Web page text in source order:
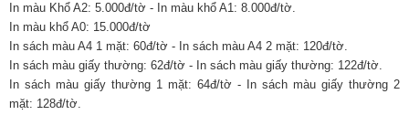
In màu Khổ A2: 5.000đ/tờ - In màu khổ A1: 8.000đ/tờ.
In màu khổ A0: 15.000đ/tờ
In sách màu A4 1 mặt: 60đ/tờ - In sách màu A4 2 mặt: 120đ/tờ.
In sách màu giấy thường: 62đ/tờ - In sách màu giấy thường: 122đ/tờ.
In sách màu giấy thường 1 mặt: 64đ/tờ - In sách màu giấy thường 2
mặt: 128đ/tờ.